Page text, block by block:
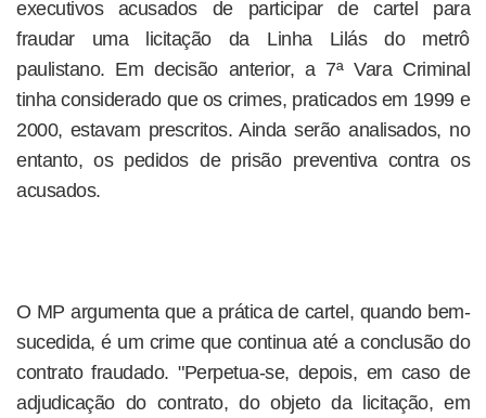
executivos acusados de participar de cartel para
fraudar uma licitação da Linha Lilás do metrô
paulistano. Em decisão anterior, a 7ª Vara Criminal
tinha considerado que os crimes, praticados em 1999 e
2000, estavam prescritos. Ainda serão analisados, no
entanto, os pedidos de prisão preventiva contra os
acusados.
O MP argumenta que a prática de cartel, quando bem-
sucedida, é um crime que continua até a conclusão do
contrato fraudado. "Perpetua-se, depois, em caso de
adjudicação do contrato, do objeto da licitação, em